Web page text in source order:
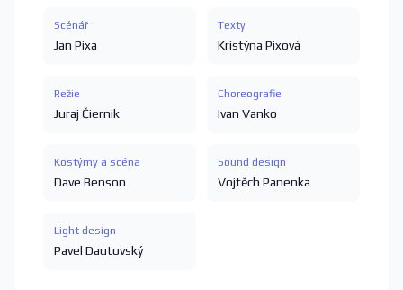
Scénář
Jan Pixa
Texty
Kristýna Pixová
Režie
Juraj Čiernik
Choreografie
Ivan Vanko
Kostýmy a scéna
Dave Benson
Sound design
Vojtěch Panenka
Light design
Pavel Dautovský